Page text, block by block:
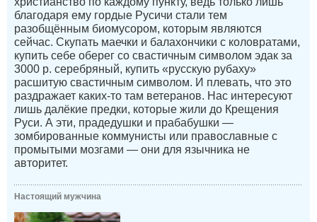
благодаря ему гордые Русичи стали тем
разобщённым биомусором, которым являются
сейчас. Скупать маечки и балахончики с коловратами,
купить себе оберег со свастичным символом эдак за
3000 р. серебряный, купить «русскую рубаху»
расшитую свастичным символом. И плевать, что это
раздражает каких-то там ветеранов. Нас интересуют
лишь далёкие предки, которые жили до Крещения
Руси. А эти, прадедушки и прабабушки —
зомбированные коммунисты или православные с
промытыми мозгами — они для язычника не
авторитет.
Настоящий мужчина